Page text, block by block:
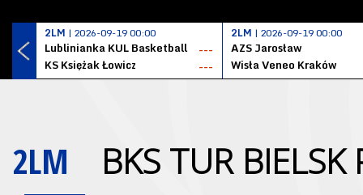
2LM | 2026-09-19 00:00
Lublinianka KUL Basketball
---
KS Księżak Łowicz
---
2LM | 2026-09-19 00:00
AZS Jarosław
Wisła Veneo Kraków
2LM BKS TUR BIELSK